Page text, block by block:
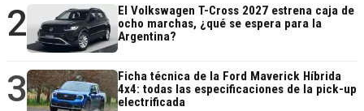
2
El Volkswagen T-Cross 2027 estrena caja de
ocho marchas, ¿qué se espera para la
Argentina?
3
Ficha técnica de la Ford Maverick Híbrida
4x4: todas las especificaciones de la pick-up
electrificada